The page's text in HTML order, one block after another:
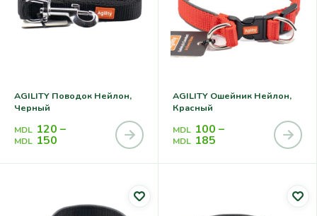
AGILITY Поводок Нейлон,
Черный
MDL 120 –
MDL 150
AGILITY Ошейник Нейлон,
Красный
MDL 100 –
MDL 185